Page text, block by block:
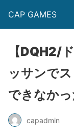
CAP GAMES
【DQH2/
ッサンで
できなかっ
capadmin